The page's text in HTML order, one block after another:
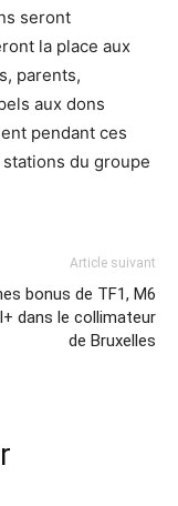
seront
la place aux
parents,
aux dons
pendant ces
du groupe
Article suivant
bonus de TF1, M6
dans le collimateur
de Bruxelles